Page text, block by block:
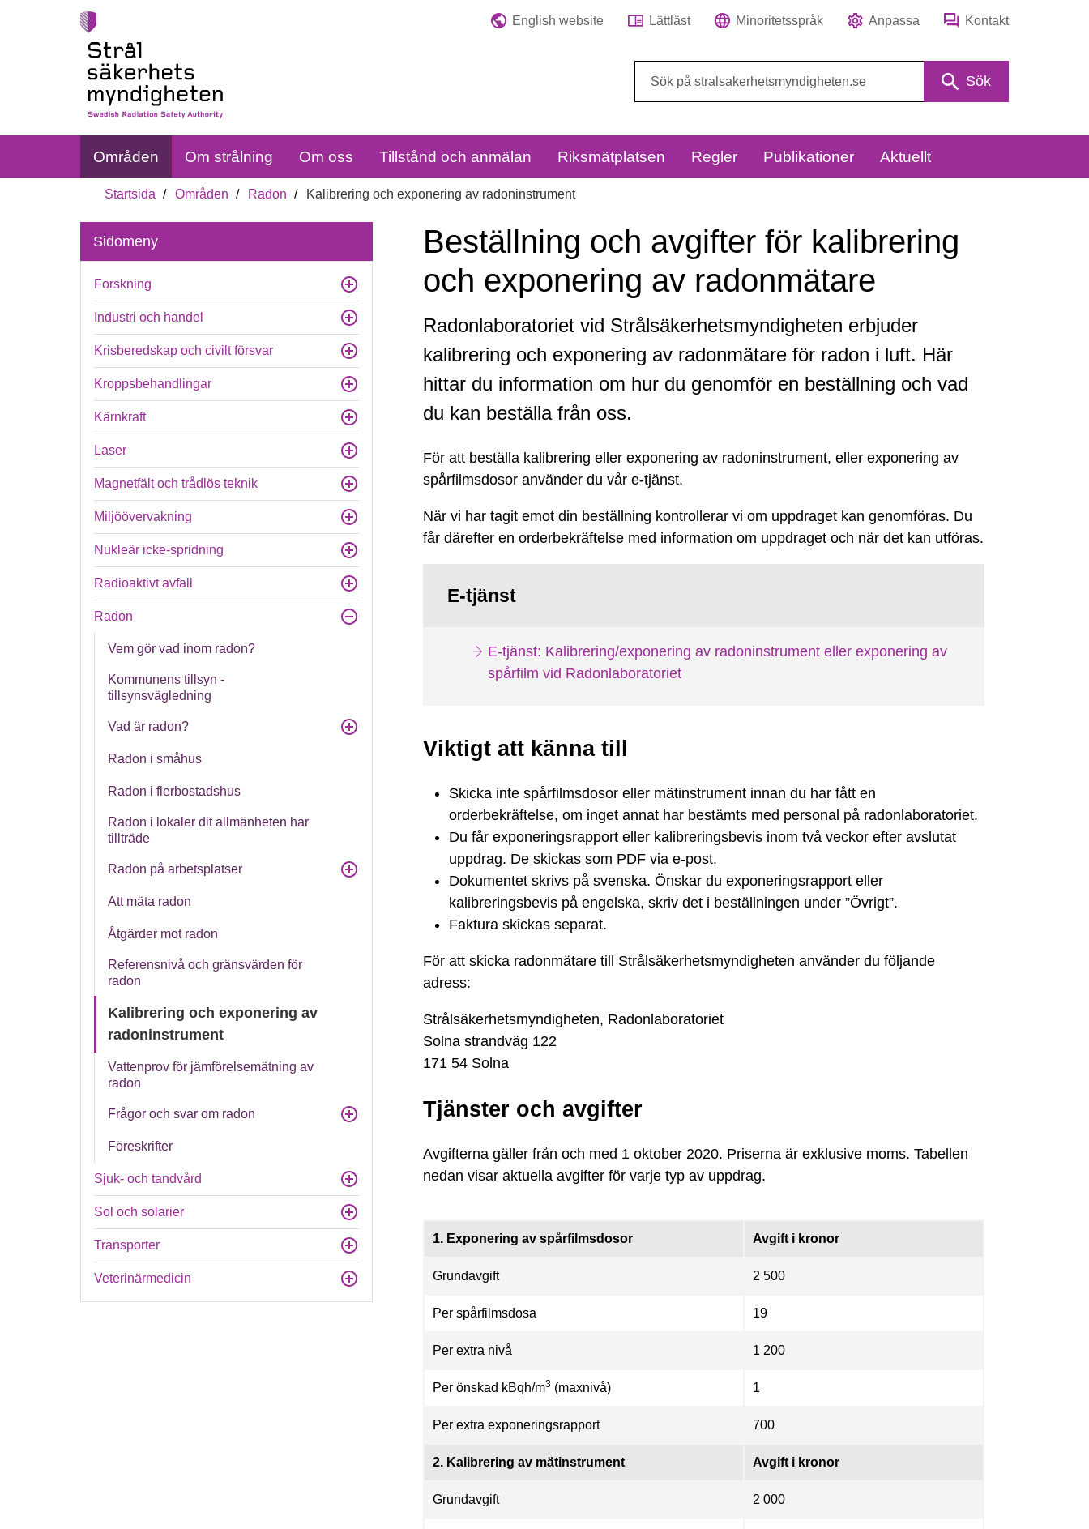
English website Lättläst Minoritetsspråk Anpassa Kontakt
Sök
Områden Om strålning Om oss Tillstånd och anmälan Riksmätplatsen Regler Publikationer Aktuellt
Startsida Områden Radon Kalibrering och exponering av radoninstrument
Sidomeny
Forskning
Industri och handel
Krisberedskap och civilt försvar
Kroppsbehandlingar
Kärnkraft
Laser
Magnetfält och trådlös teknik
Miljöövervakning
Nukleär icke-spridning
Radioaktivt avfall
Radon
Vem gör vad inom radon?
Kommunens tillsyn -
tillsynsvägledning
Vad är radon?
Radon i småhus
Radon i flerbostadshus
Radon i lokaler dit allmänheten har
tillträde
Radon på arbetsplatser
Att mäta radon
Åtgärder mot radon
Referensnivå och gränsvärden för
radon
Kalibrering och exponering av
radoninstrument
Vattenprov för jämförelsemätning av
radon
Frågor och svar om radon
Föreskrifter
Sjuk- och tandvård
Sol och solarier
Transporter
Veterinärmedicin
Beställning och avgifter för kalibrering
och exponering av radonmätare
Beställning
och
avgifter
för
kalibrering
och
exponering
radonmätare
Radonlaboratoriet vid Strålsäkerhetsmyndigheten erbjuder
kalibrering och exponering av radonmätare för radon i luft. Här
hittar du information om hur du genomför en beställning och vad
du kan beställa från oss.
För att beställa kalibrering eller exponering av radoninstrument, eller exponering av
spårfilmsdosor använder du vår e-tjänst.
När vi har tagit emot din beställning kontrollerar vi om uppdraget kan genomföras. Du
får därefter en orderbekräftelse med information om uppdraget och när det kan utföras.
E-tjänst
E-tjänst: Kalibrering/exponering av radoninstrument eller exponering av
spårfilm vid Radonlaboratoriet
Viktigt att känna till
Skicka inte spårfilmsdosor eller mätinstrument innan du har fått en
orderbekräftelse, om inget annat har bestämts med personal på radonlaboratoriet.
Du får exponeringsrapport eller kalibreringsbevis inom två veckor efter avslutat
uppdrag. De skickas som PDF via e-post.
Dokumentet skrivs på svenska. Önskar du exponeringsrapport eller
kalibreringsbevis på engelska, skriv det i beställningen under ”Övrigt”.
Faktura skickas separat.
För att skicka radonmätare till Strålsäkerhetsmyndigheten använder du följande
adress:
Strålsäkerhetsmyndigheten, Radonlaboratoriet
Solna strandväg 122
171 54 Solna
Tjänster och avgifter
Avgifterna gäller från och med 1 oktober 2020. Priserna är exklusive moms. Tabellen
nedan visar aktuella avgifter för varje typ av uppdrag.
1. Exponering av spårfilmsdosor Avgift i kronor
Grundavgift 2 500
Per spårfilmsdosa 19
Per extra nivå 1 200
Per önskad kBqh/m3(maxnivå) 1
Per extra exponeringsrapport 700
2. Kalibrering av mätinstrument Avgift i kronor
Grundavgift 2 000